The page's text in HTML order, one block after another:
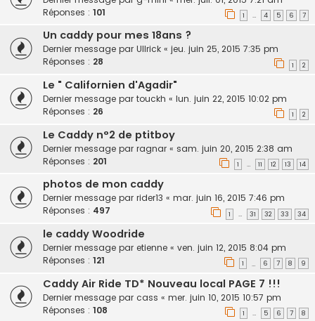
Réponses : 101 1 … 4 5 6 7
Un caddy pour mes 18ans ?
Dernier message par Ullrick « jeu. juin 25, 2015 7:35 pm
Réponses : 28 1 2
Le " Californien d'Agadir"
Dernier message par touckh « lun. juin 22, 2015 10:02 pm
Réponses : 26 1 2
Le Caddy n°2 de ptitboy
Dernier message par ragnar « sam. juin 20, 2015 2:38 am
Réponses : 201 1 … 11 12 13 14
photos de mon caddy
Dernier message par rider13 « mar. juin 16, 2015 7:46 pm
Réponses : 497 1 … 31 32 33 34
le caddy Woodride
Dernier message par etienne « ven. juin 12, 2015 8:04 pm
Réponses : 121 1 … 6 7 8 9
Caddy Air Ride TD* Nouveau local PAGE 7 !!!
Dernier message par cass « mer. juin 10, 2015 10:57 pm
Réponses : 108 1 … 5 6 7 8